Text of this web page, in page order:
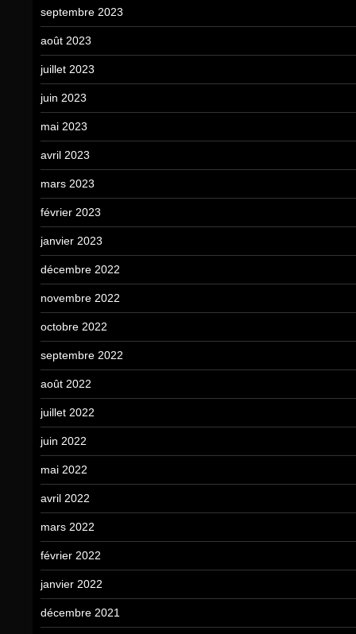
septembre 2023
août 2023
juillet 2023
juin 2023
mai 2023
avril 2023
mars 2023
février 2023
janvier 2023
décembre 2022
novembre 2022
octobre 2022
septembre 2022
août 2022
juillet 2022
juin 2022
mai 2022
avril 2022
mars 2022
février 2022
janvier 2022
décembre 2021